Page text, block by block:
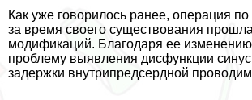
Как уже говорилось ранее, операция
за время своего существования
модификаций. Благодаря ее
проблему выявления дисфункции
задержки внутрипредсердной